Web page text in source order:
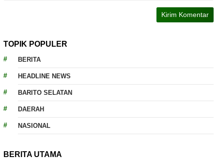
TOPIK POPULER
BERITA
HEADLINE NEWS
BARITO SELATAN
DAERAH
NASIONAL
BERITA UTAMA